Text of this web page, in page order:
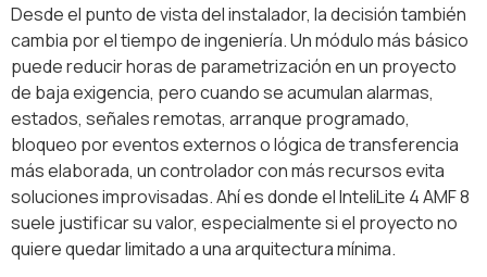
Desde el punto de vista del instalador, la decisión también
cambia por el tiempo de ingeniería. Un módulo más básico
puede reducir horas de parametrización en un proyecto
de baja exigencia, pero cuando se acumulan alarmas,
estados, señales remotas, arranque programado,
bloqueo por eventos externos o lógica de transferencia
más elaborada, un controlador con más recursos evita
soluciones improvisadas. Ahí es donde el InteliLite 4 AMF 8
suele justificar su valor, especialmente si el proyecto no
quiere quedar limitado a una arquitectura mínima.